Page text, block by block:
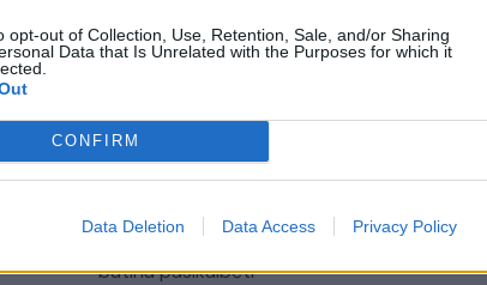
opt-out of Collection, Use, Retention, Sale, and/or Sharing
Data that Is Unrelated with the Purposes for which it
CONFIRM
Data Deletion Data Access Privacy Policy
Ruošiantis naujiems mokslo metams –
vaikų teisių tarnybos primena: štai apie ką
būtina pasikalbėti